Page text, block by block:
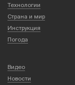
Технологии
Страна и мир
Инструкция
Погода
Видео
Новости